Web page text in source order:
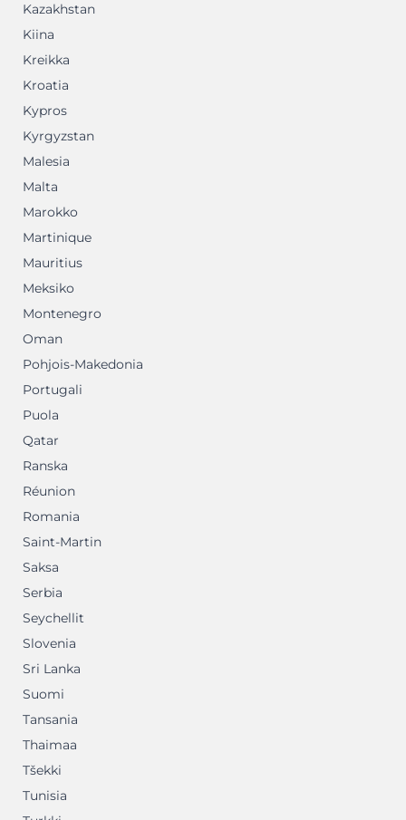
Kazakhstan
Kiina
Kreikka
Kroatia
Kypros
Kyrgyzstan
Malesia
Malta
Marokko
Martinique
Mauritius
Meksiko
Montenegro
Oman
Pohjois-Makedonia
Portugali
Puola
Qatar
Ranska
Réunion
Romania
Saint-Martin
Saksa
Serbia
Seychellit
Slovenia
Sri Lanka
Suomi
Tansania
Thaimaa
Tšekki
Tunisia